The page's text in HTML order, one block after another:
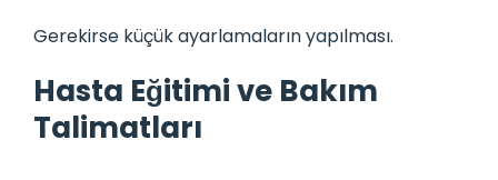
Gerekirse küçük ayarlamaların yapılması.
Hasta Eğitimi ve Bakım
Talimatları